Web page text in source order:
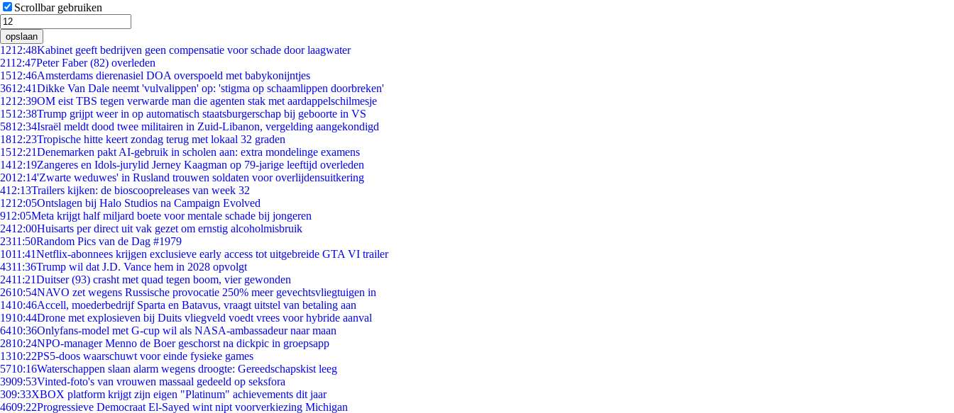
Scrollbar gebruiken
opslaan
1212:48Kabinet geeft bedrijven geen compensatie voor schade door laagwater
2112:47Peter Faber (82) overleden
1512:46Amsterdams dierenasiel DOA overspoeld met babykonijntjes
3612:41Dikke Van Dale neemt 'vulvalippen' op: 'stigma op schaamlippen doorbreken'
1212:39OM eist TBS tegen verwarde man die agenten stak met aardappelschilmesje
1512:38Trump grijpt weer in op automatisch staatsburgerschap bij geboorte in VS
5812:34Israël meldt dood twee militairen in Zuid-Libanon, vergelding aangekondigd
1812:23Tropische hitte keert zondag terug met lokaal 32 graden
1512:21Denemarken pakt AI-gebruik in scholen aan: extra mondelinge examens
1412:19Zangeres en Idols-jurylid Jerney Kaagman op 79-jarige leeftijd overleden
2012:14'Zwarte weduwes' in Rusland trouwen soldaten voor overlijdensuitkering
412:13Trailers kijken: de bioscoopreleases van week 32
1212:05Ontslagen bij Halo Studios na Campaign Evolved
912:05Meta krijgt half miljard boete voor mentale schade bij jongeren
2412:00Huisarts per direct uit vak gezet om ernstig alcoholmisbruik
2311:50Random Pics van de Dag #1979
1011:41Netflix-abonnees krijgen exclusieve early access tot uitgebreide GTA VI trailer
4311:36Trump wil dat J.D. Vance hem in 2028 opvolgt
2411:21Duitser (93) crasht met quad tegen boom, vier gewonden
2610:54NAVO zet wegens Russische provocatie 250% meer gevechtsvliegtuigen in
1410:46Accell, moederbedrijf Sparta en Batavus, vraagt uitstel van betaling aan
1910:44Drone met explosieven bij Duits vliegveld voedt vrees voor hybride aanval
6410:36Onlyfans-model met G-cup wil als NASA-ambassadeur naar maan
2810:24NPO-manager Menno de Boer geschorst na dickpic in groepsapp
1310:22PS5-doos waarschuwt voor einde fysieke games
5710:16Waterschappen slaan alarm wegens droogte: Gereedschapskist leeg
3909:53Vinted-foto's van vrouwen massaal gedeeld op seksfora
309:33XBOX platform krijgt zijn eigen "Platinum" achievements dit jaar
4609:22Progressieve Democraat El-Sayed wint nipt voorverkiezing Michigan